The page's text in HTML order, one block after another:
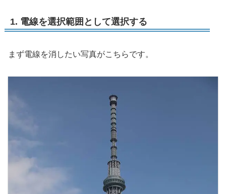
1. 電線を選択範囲として選択する
まず電線を消したい写真がこちらです。